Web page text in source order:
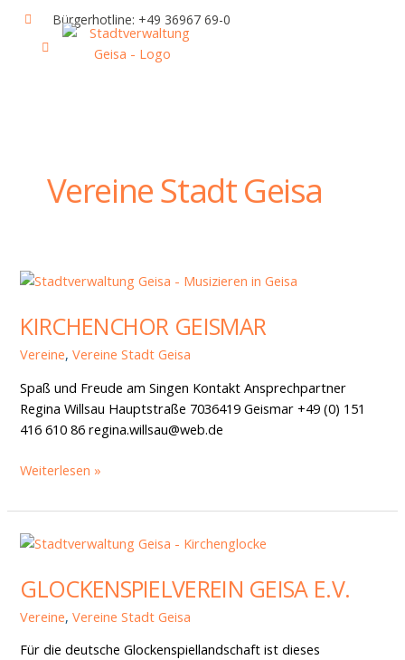
springen
Bürgerhotline: +49 36967 69-0
Vereine Stadt Geisa
KIRCHENCHOR GEISMAR
Vereine,Vereine Stadt Geisa
Spaß und Freude am Singen Kontakt Ansprechpartner
Regina Willsau Hauptstraße 7036419 Geismar +49 (0) 151
416 610 86 regina.willsau@web.de
Kirchenchor
Weiterlesen »
GLOCKENSPIELVEREIN GEISA E.V.
Vereine,Vereine Stadt Geisa
Für die deutsche Glockenspiellandschaft ist dieses
Glockenspielverein
e.V.